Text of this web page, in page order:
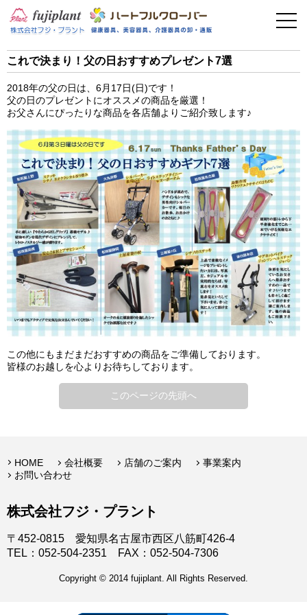
介護用品
美容・その他
フィットネス
お問い合わせ
これで決まり！父の日おすすめプレゼント7選
2018年の父の日は、6月17日(日)です！
父の日のプレゼントにオススメの商品を厳選！
お父さんにぴったりな商品を各店舗よりご紹介致します♪
この他にもまだまだおすすめの商品をご準備しております。
皆様のお越しを心よりお待ちしております。
このページの先頭へ
HOME 会社概要 店舗のご案内
事業案内
お問い合わせ
株式会社フジ・プラント
〒452-0815 愛知県名古屋市西区八筋町426-4
TEL：052-504-2351 FAX：052-504-7306
Copyright © 2014 fujiplant. All Rights Reserved.